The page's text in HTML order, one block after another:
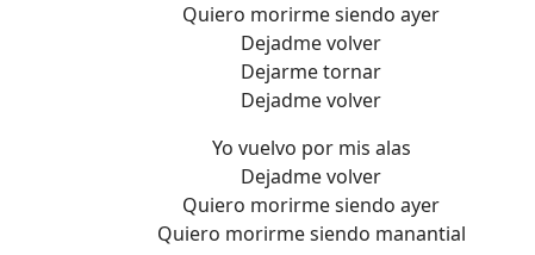
Quiero morirme siendo ayer
Dejadme volver
Dejarme tornar
Dejadme volver
Yo vuelvo por mis alas
Dejadme volver
Quiero morirme siendo ayer
Quiero morirme siendo manantial